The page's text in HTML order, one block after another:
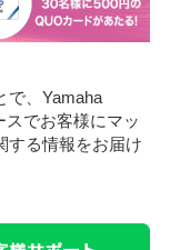
で、Yamaha
でお客様にマッ
する情報をお届け